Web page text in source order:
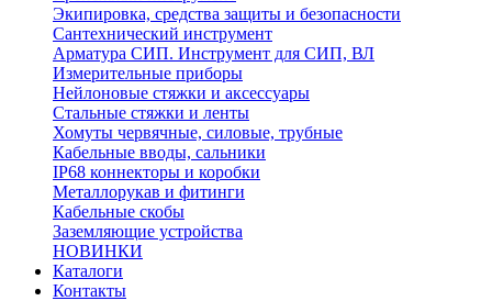
Экипировка, средства защиты и безопасности
Сантехнический инструмент
Арматура СИП. Инструмент для СИП, ВЛ
Измерительные приборы
Нейлоновые стяжки и аксессуары
Стальные стяжки и ленты
Хомуты червячные, силовые, трубные
Кабельные вводы, сальники
IP68 коннекторы и коробки
Металлорукав и фитинги
Кабельные скобы
Заземляющие устройства
НОВИНКИ
Каталоги
Контакты